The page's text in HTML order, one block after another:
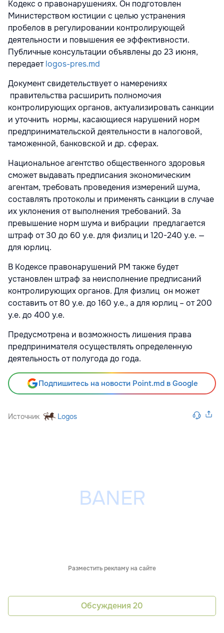
Кодекс о правонарушениях. Он подготовлен
Министерством юстиции с целью устранения
пробелов в регулировании контролирующей
деятельности и повышения ее эффективности.
Публичные консультации объявлены до 23 июня,
передаетlogos-pres.md
Документ свидетельствует о намерениях
правительства расширить полномочия
контролирующих органов, актуализировать санкции
и уточнить нормы, касающиеся нарушений норм
предпринимательской деятельности в налоговой,
таможенной, банковской и др. сферах.
Национальное агентство общественного здоровья
сможет выдавать предписания экономическим
агентам, требовать проведения измерений шума,
составлять протоколы и применять санкции в случае
их уклонения от выполнения требований. За
превышение норм шума и вибрации предлагается
штраф от 30 до 60 у.е. для физлиц и 120-240 у.е. —
для юрлиц.
В Кодексе правонарушений РМ также будет
установлен штраф за неисполнение предписаний
контролирующих органов. Для физлиц он может
составить от 80 у.е. до 160 у.е., а для юрлиц – от 200
у.е. до 400 у.е.
Предусмотрена и возможность лишения права
предпринимателя осуществлять определенную
деятельность от полугода до года.
Подпишитесь на новости Point.md в Google
Источник Logos
Разместить рекламу на сайте
Обсуждения 20